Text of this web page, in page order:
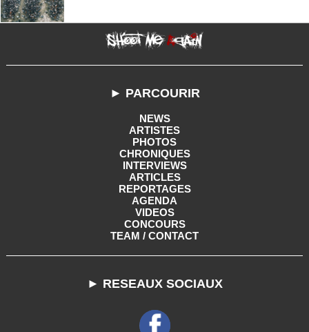
► PARCOURIR
NEWS
ARTISTES
PHOTOS
CHRONIQUES
INTERVIEWS
ARTICLES
REPORTAGES
AGENDA
VIDEOS
CONCOURS
TEAM / CONTACT
► RESEAUX SOCIAUX